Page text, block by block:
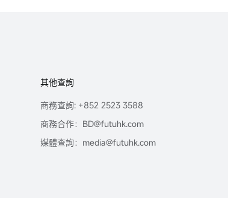
其他查詢
商務查詢: +852 2523 3588
商務合作：BD@futuhk.com
媒體查詢：media@futuhk.com